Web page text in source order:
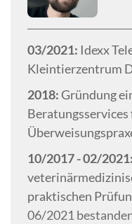
03/2021: Idexx
Kleintierzentrum
2018:Gründung
10/2017 - 02/2021:
praktischen
06/2021